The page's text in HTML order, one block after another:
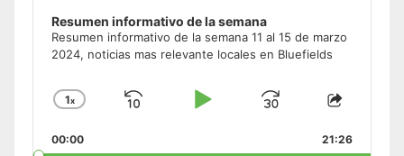
Resumen informativo de la semana
Resumen informativo de la semana 11 al 15 de marzo
2024, noticias mas relevante locales en Bluefields
Change
Rate
1x
Skip
Play
Jump
Forward
Share
Episode
00:00 21:26